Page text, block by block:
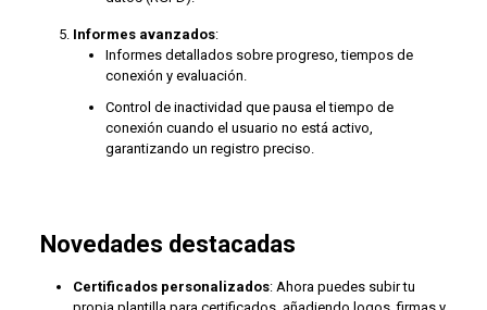
Informes avanzados:
Informes detallados sobre progreso, tiempos de
conexión y evaluación.
Control de inactividad que pausa el tiempo de
conexión cuando el usuario no está activo,
garantizando un registro preciso.
Novedades destacadas
Certificados personalizados: Ahora puedes subir tu